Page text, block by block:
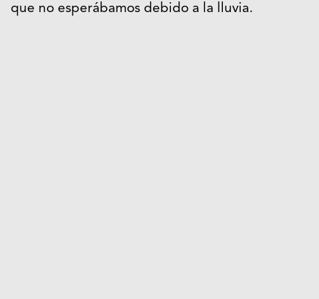
que no esperábamos debido a la lluvia.